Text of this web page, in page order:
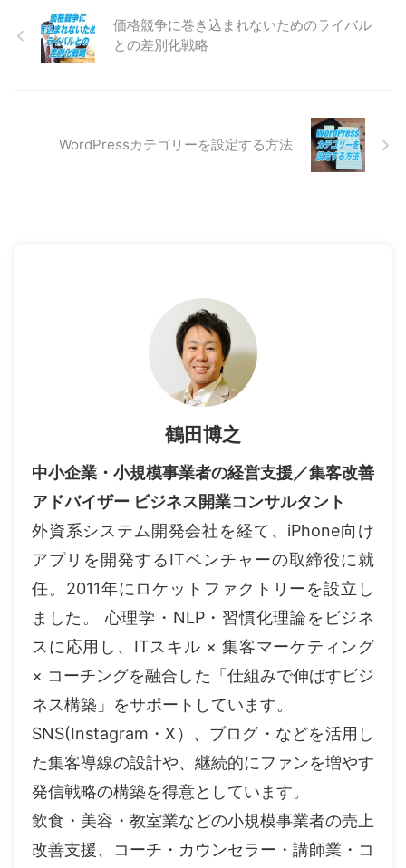
価格競争に巻き込まれないためのライバル
との差別化戦略
WordPressカテゴリーを設定する方法
鶴田博之
中小企業・小規模事業者の経営支援／集客改善
アドバイザー ビジネス開業コンサルタント
外資系システム開発会社を経て、iPhone向け
アプリを開発するITベンチャーの取締役に就
任。2011年にロケットファクトリーを設立し
ました。 心理学・NLP・習慣化理論をビジネ
スに応用し、ITスキル × 集客マーケティング
× コーチングを融合した「仕組みで伸ばすビジ
ネス構築」をサポートしています。
SNS(Instagram・X）、ブログ・などを活用し
た集客導線の設計や、継続的にファンを増やす
発信戦略の構築を得意としています。
飲食・美容・教室業などの小規模事業者の売上
改善支援、コーチ・カウンセラー・講師業・コ